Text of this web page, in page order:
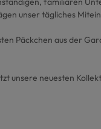
unser tägliches
Päckchen aus der
unsere neuesten